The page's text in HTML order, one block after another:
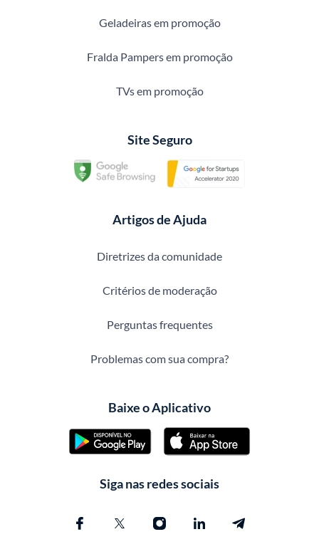
Geladeiras em promoção
Fralda Pampers em promoção
TVs em promoção
Site Seguro
Artigos de Ajuda
Diretrizes da comunidade
Critérios de moderação
Perguntas frequentes
Problemas com sua compra?
Baixe o Aplicativo
Siga nas redes sociais